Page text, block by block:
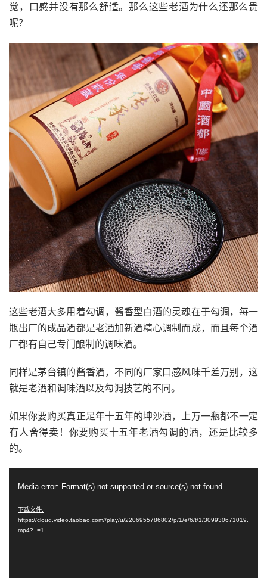
觉，口感并没有那么舒适。那么这些老酒为什么还那么贵
呢？
这些老酒大多用着勾调，酱香型白酒的灵魂在于勾调，每一
瓶出厂的成品酒都是老酒加新酒精心调制而成，而且每个酒
厂都有自己专门酿制的调味酒。
同样是茅台镇的酱香酒，不同的厂家口感风味千差万别，这
就是老酒和调味酒以及勾调技艺的不同。
如果你要购买真正足年十五年的坤沙酒，上万一瓶都不一定
有人舍得卖！你要购买十五年老酒勾调的酒，还是比较多
的。
Media error: Format(s) not supported or source(s) not found
下载文件:
https://cloud.video.taobao.com//play/u/2206955786802/p/1/e/6/t/1/309930671019.
mp4?_=1